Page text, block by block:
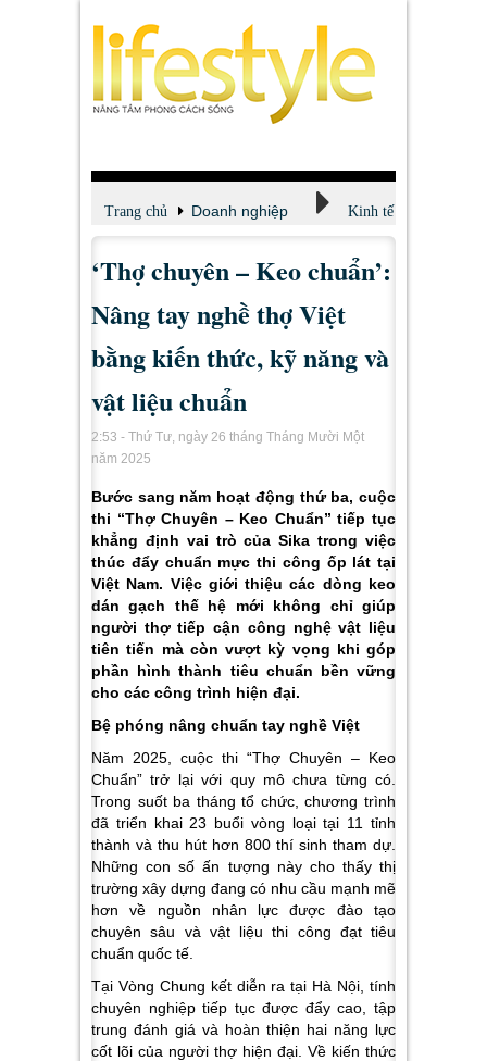
Trang chủ Doanh nghiệp Kinh tế
‘Thợ chuyên – Keo chuẩn’:
Nâng tay nghề thợ Việt
bằng kiến thức, kỹ năng và
vật liệu chuẩn
2:53 - Thứ Tư, ngày 26 tháng Tháng Mười Một
năm 2025
Bước sang năm hoạt động thứ ba, cuộc
thi “Thợ Chuyên – Keo Chuẩn” tiếp tục
khẳng định vai trò của Sika trong việc
thúc đẩy chuẩn mực thi công ốp lát tại
Việt Nam. Việc giới thiệu các dòng keo
dán gạch thế hệ mới không chỉ giúp
người thợ tiếp cận công nghệ vật liệu
tiên tiến mà còn vượt kỳ vọng khi góp
phần hình thành tiêu chuẩn bền vững
cho các công trình hiện đại.
Bệ phóng nâng chuẩn tay nghề Việt
Năm 2025, cuộc thi “Thợ Chuyên – Keo
Chuẩn” trở lại với quy mô chưa từng có.
Trong suốt ba tháng tổ chức, chương trình
đã triển khai 23 buổi vòng loại tại 11 tỉnh
thành và thu hút hơn 800 thí sinh tham dự.
Những con số ấn tượng này cho thấy thị
trường xây dựng đang có nhu cầu mạnh mẽ
hơn về nguồn nhân lực được đào tạo
chuyên sâu và vật liệu thi công đạt tiêu
chuẩn quốc tế.
Tại Vòng Chung kết diễn ra tại Hà Nội, tính
chuyên nghiệp tiếp tục được đẩy cao, tập
trung đánh giá và hoàn thiện hai năng lực
cốt lõi của người thợ hiện đại. Về kiến thức